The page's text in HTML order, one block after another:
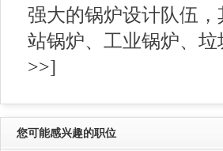
强大的锅炉设计队伍
站锅炉、工业锅炉、
>>]
您可能感兴趣的职位